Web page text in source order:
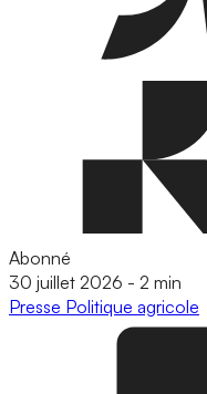
Abonné
30 juillet 2026 - 2 min
Presse Politique agricole